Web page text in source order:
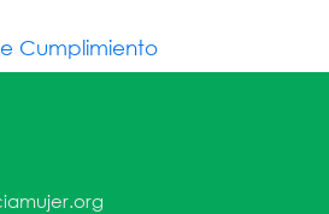
Cumplimiento